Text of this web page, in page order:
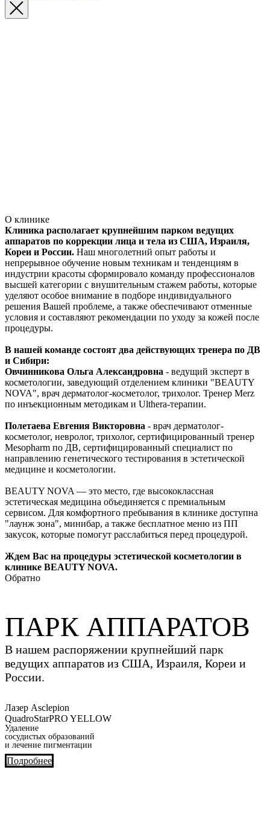
О клинике
Клиника располагает крупнейшим парком ведущих
аппаратов по коррекции лица и тела из США, Израиля,
Кореи и России. Наш многолетний опыт работы и
непрерывное обучение новым техникам и тенденциям в
индустрии красоты сформировало команду профессионалов
высшей категории с внушительным стажем работы, которые
уделяют особое внимание в подборе индивидуального
решения Вашей проблеме, а также обеспечивают отменные
условия и составляют рекомендации по уходу за кожей после
процедуры.
В нашей команде состоят два действующих тренера по ДВ
и Сибири:
Овчинникова Ольга Александровна - ведущий эксперт в
косметологии, заведующий отделением клиники "BEAUTY
NOVA", врач дерматолог-косметолог, трихолог. Тренер Merz
по инъекционным методикам и Ulthera-терапии.
Полетаева Евгения Викторовна - врач дерматолог-
косметолог, невролог, трихолог, сертифицированный тренер
Mesopharm по ДВ, сертифицированный специалист по
направлению генетического тестирования в эстетической
медицине и косметологии.
BEAUTY NOVA — это место, где высококлассная
эстетическая медицина объединяется с премиальным
сервисом. Для комфортного пребывания в клинике доступна
"лаунж зона", минибар, а также бесплатное меню из ПП
закусок, которые помогут расслабиться перед процедурой.
Ждем Вас на процедуры эстетической косметологии в
клинике BEAUTY NOVA.
Обратно
ПАРК АППАРАТОВ
В нашем распоряжении крупнейший парк
ведущих аппаратов из США, Израиля, Кореи и
России.
Лазер Asclepion
QuadroStarPRO YELLOW
Удаление
сосудистых образований
и лечение пигментации
Подробнее